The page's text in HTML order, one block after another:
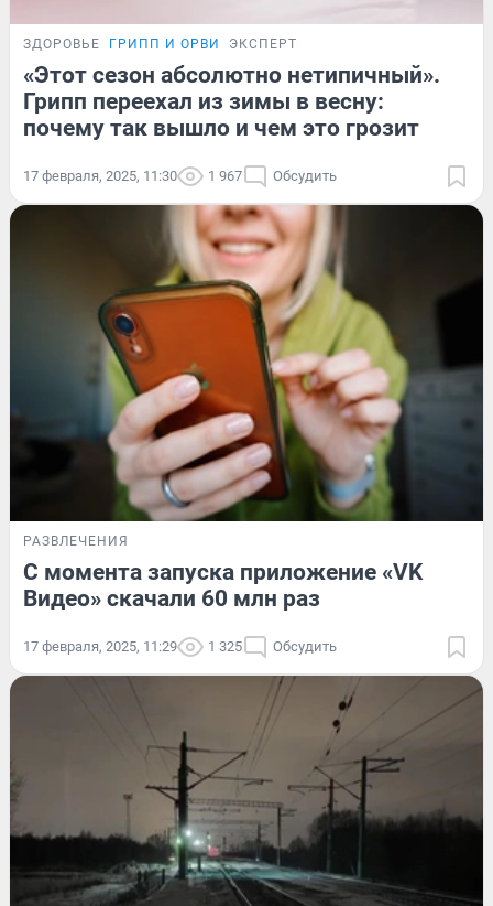
ЗДОРОВЬЕ ГРИПП И ОРВИ ЭКСПЕРТ
«Этот сезон абсолютно нетипичный».
Грипп переехал из зимы в весну:
почему так вышло и чем это грозит
17 февраля, 2025, 11:30 1 967 Обсудить
РАЗВЛЕЧЕНИЯ
С момента запуска приложение «VK
Видео» скачали 60 млн раз
17 февраля, 2025, 11:29 1 325 Обсудить